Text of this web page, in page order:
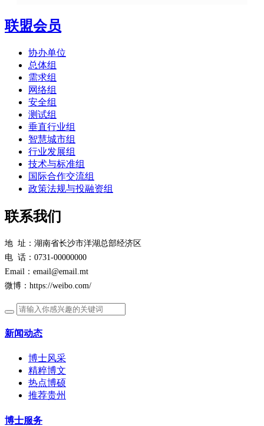
联盟会员
协办单位
总体组
需求组
网络组
安全组
测试组
垂直行业组
智慧城市组
行业发展组
技术与标准组
国际合作交流组
政策法规与投融资组
联系我们
地 址：湖南省长沙市洋湖总部经济区
电 话：0731-00000000
Email：email@email.mt
微博：https://weibo.com/
新闻动态
博士风采
精粹博文
热点博硕
推荐贵州
博士服务